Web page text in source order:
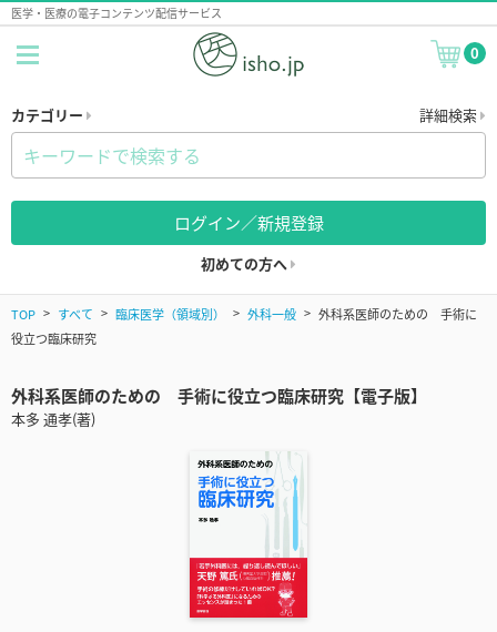
医学・医療の電子コンテンツ配信サービス
0
カテゴリー 詳細検索
ログイン／新規登録
初めての方へ
TOP すべて 臨床医学（領域別） 外科一般
外科系医師のための 手術に
役立つ臨床研究
外科系医師のための 手術に役立つ臨床研究【電子版】
本多 通孝(著)